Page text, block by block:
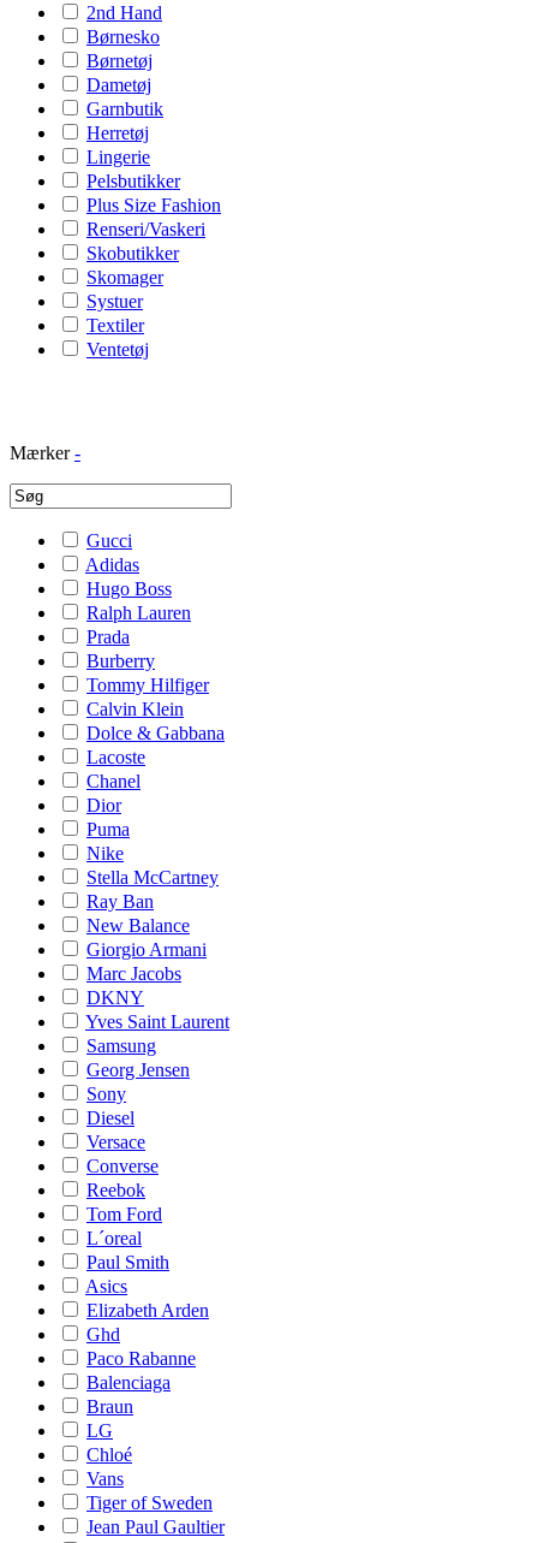
2nd Hand
Børnesko
Børnetøj
Dametøj
Garnbutik
Herretøj
Lingerie
Pelsbutikker
Plus Size Fashion
Renseri/Vaskeri
Skobutikker
Skomager
Systuer
Textiler
Ventetøj
Mærker -
Gucci
Adidas
Hugo Boss
Ralph Lauren
Prada
Burberry
Tommy Hilfiger
Calvin Klein
Dolce & Gabbana
Lacoste
Chanel
Dior
Puma
Nike
Stella McCartney
Ray Ban
New Balance
Giorgio Armani
Marc Jacobs
DKNY
Yves Saint Laurent
Samsung
Georg Jensen
Sony
Diesel
Versace
Converse
Reebok
Tom Ford
L´oreal
Paul Smith
Asics
Elizabeth Arden
Ghd
Paco Rabanne
Balenciaga
Braun
LG
Chloé
Vans
Tiger of Sweden
Jean Paul Gaultier